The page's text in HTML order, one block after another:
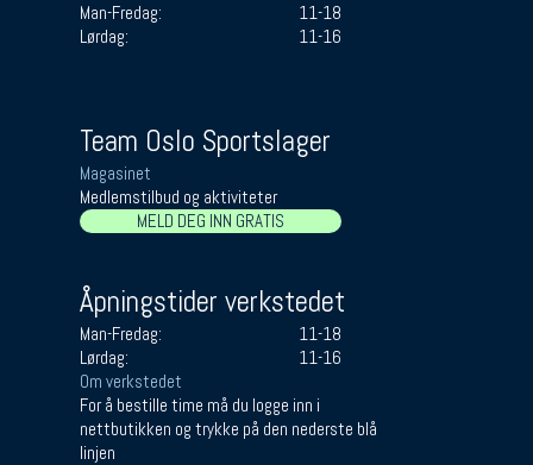
Man-Fredag:
11-18
Lørdag:
11-16
Team Oslo Sportslager
Magasinet
Medlemstilbud og aktiviteter
MELD DEG INN GRATIS
Åpningstider verkstedet
Man-Fredag:
11-18
Lørdag:
11-16
Om verkstedet
For å bestille time må du logge inn i
nettbutikken og trykke på den nederste blå
linjen